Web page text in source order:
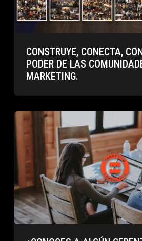
CONSTRUYE, CONECTA,
PODER DE LAS
MARKETING.